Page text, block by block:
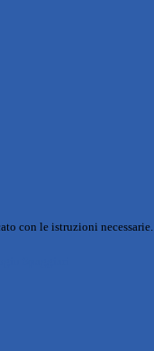
con le istruzioni necessarie.